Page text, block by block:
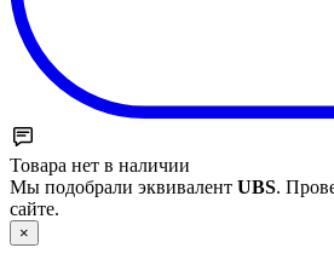
Товара нет в наличии
Мы подобрали эквивалент UBS.
сайте.
×